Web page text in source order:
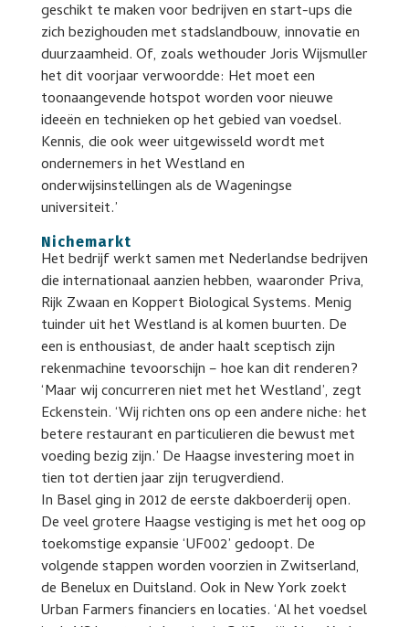
geschikt te maken voor bedrijven en start-ups die
zich bezighouden met stadslandbouw, innovatie en
duurzaamheid. Of, zoals wethouder Joris Wijsmuller
het dit voorjaar verwoordde: Het moet een
toonaangevende hotspot worden voor nieuwe
ideeën en technieken op het gebied van voedsel.
Kennis, die ook weer uitgewisseld wordt met
ondernemers in het Westland en
onderwijsinstellingen als de Wageningse
universiteit.’
Nichemarkt
Het bedrijf werkt samen met Nederlandse bedrijven
die internationaal aanzien hebben, waaronder Priva,
Rijk Zwaan en Koppert Biological Systems. Menig
tuinder uit het Westland is al komen buurten. De
een is enthousiast, de ander haalt sceptisch zijn
rekenmachine tevoorschijn – hoe kan dit renderen?
‘Maar wij concurreren niet met het Westland’, zegt
Eckenstein. ‘Wij richten ons op een andere niche: het
betere restaurant en particulieren die bewust met
voeding bezig zijn.’ De Haagse investering moet in
tien tot dertien jaar zijn terugverdiend.
In Basel ging in 2012 de eerste dakboerderij open.
De veel grotere Haagse vestiging is met het oog op
toekomstige expansie ‘UF002’ gedoopt. De
volgende stappen worden voorzien in Zwitserland,
de Benelux en Duitsland. Ook in New York zoekt
Urban Farmers financiers en locaties. ‘Al het voedsel